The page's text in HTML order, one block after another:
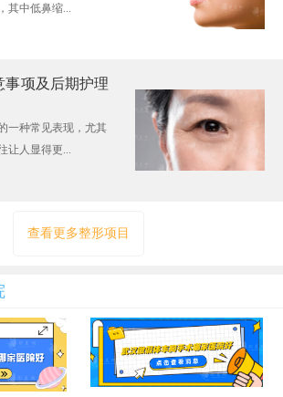
其中低鼻缩...
事项及后期护理
种常见表现，尤其
让人显得更...
查看更多整形项目